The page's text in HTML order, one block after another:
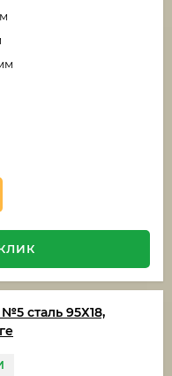
сталь 95Х18,